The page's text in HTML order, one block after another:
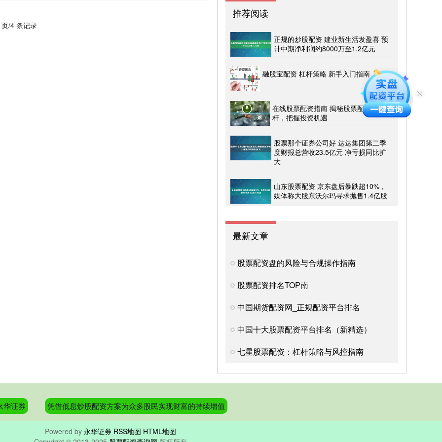
/4 条记录
推荐阅读
正规的炒股配资 建业新生活发盈喜 预
计中期净利润约8000万至1.2亿元
融股宝配资 杠杆策略 新手入门指南
在线股票配资指南 揭秘股票配资最高杠
杆，把握投资机遇
股票那个证券公司好 达达集团第二季
度财报总营收23.5亿元 净亏损同比扩
大
山东股票配资 京东盘后暴跌超10%，
媒体称大股东沃尔玛寻求抛售1.4亿股
最新文章
股票配资盘的风险与合规操作指南
股票配资排名TOP南
中国期货配资网_正规配资平台排名
中国十大股票配资平台排名（新精选）
七星股票配资：杠杆策略与风控指南
华证券 凭借低息炒股配资方案为众多股民实现财富的持续增值
Powered by 永华证券 RSS地图 HTML地图